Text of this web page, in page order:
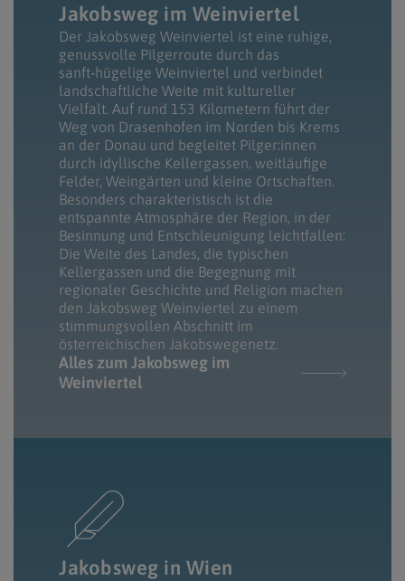
Jakobsweg im Weinviertel
Der Jakobsweg Weinviertel ist eine ruhige,
genussvolle Pilgerroute durch das
sanft‑hügelige Weinviertel und verbindet
landschaftliche Weite mit kultureller
Vielfalt. Auf rund 153 Kilometern führt der
Weg von Drasenhofen im Norden bis Krems
an der Donau und begleitet Pilger:innen
durch idyllische Kellergassen, weitläufige
Felder, Weingärten und kleine Ortschaften.
Besonders charakteristisch ist die
entspannte Atmosphäre der Region, in der
Besinnung und Entschleunigung leichtfallen:
Die Weite des Landes, die typischen
Kellergassen und die Begegnung mit
regionaler Geschichte und Religion machen
den Jakobsweg Weinviertel zu einem
stimmungsvollen Abschnitt im
österreichischen Jakobswegenetz.
Alles zum Jakobsweg im
Weinviertel
Jakobsweg in Wien